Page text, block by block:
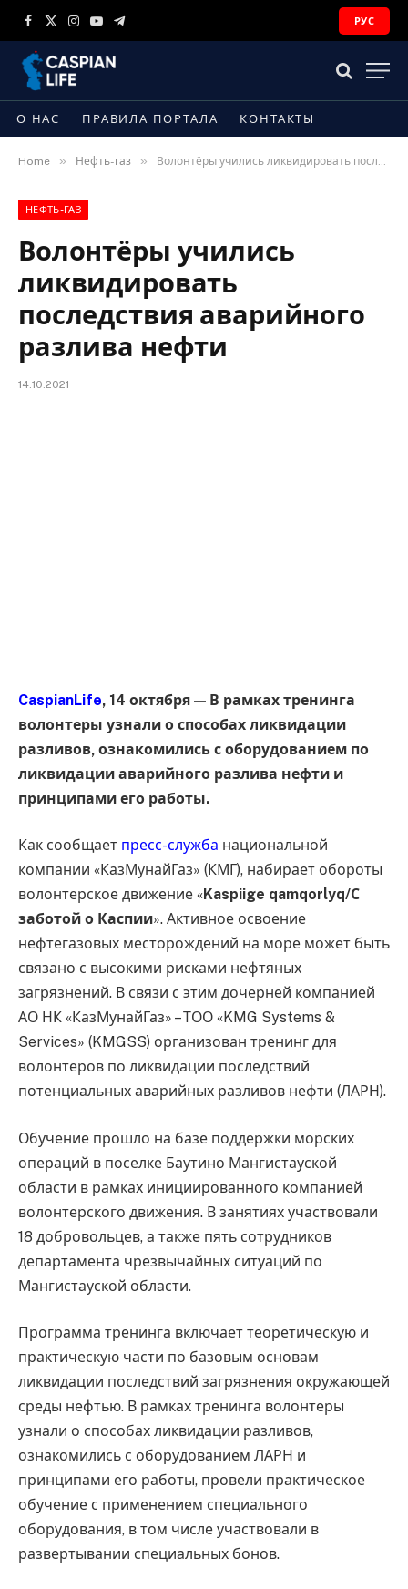
Facebook
X
Instagram
YouTubeTelegram
РУС
О НАС ПРАВИЛА ПОРТАЛА КОНТАКТЫ
Home » Нефть-газ » Волонтёры учились ликвидировать последствия аварийного разлива нефти
НЕФТЬ-ГАЗ
Волонтёры учились
ликвидировать
последствия аварийного
разлива нефти
14.10.2021
CaspianLife, 14 октября — В рамках тренинга
волонтеры узнали о способах ликвидации
разливов, ознакомились с оборудованием по
ликвидации аварийного разлива нефти и
принципами его работы.
Как сообщает пресс-служба национальной
компании «КазМунайГаз» (КМГ), набирает обороты
волонтерское движение «Kaspiige qamqorlyq/С
заботой о Каспии». Активное освоение
нефтегазовых месторождений на море может быть
связано с высокими рисками нефтяных
загрязнений. В связи с этим дочерней компанией
АО НК «КазМунайГаз» – ТОО «KMG Systems &
Services» (KMGSS) организован тренинг для
волонтеров по ликвидации последствий
потенциальных аварийных разливов нефти (ЛАРН).
Обучение прошло на базе поддержки морских
операций в поселке Баутино Мангистауской
области в рамках инициированного компанией
волонтерского движения. В занятиях участвовали
18 добровольцев, а также пять сотрудников
департамента чрезвычайных ситуаций по
Мангистауской области.
Программа тренинга включает теоретическую и
практическую части по базовым основам
ликвидации последствий загрязнения окружающей
среды нефтью. В рамках тренинга волонтеры
узнали о способах ликвидации разливов,
ознакомились с оборудованием ЛАРН и
принципами его работы, провели практическое
обучение с применением специального
оборудования, в том числе участвовали в
развертывании специальных бонов.